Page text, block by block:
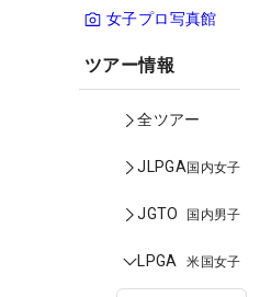
女子プロ写真館
ツアー情報
全ツアー
JLPGA国内女子
JGTO 国内男子
LPGA 米国女子